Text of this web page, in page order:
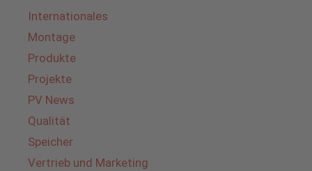
Internationales
Montage
Produkte
Projekte
PV News
Qualität
Speicher
Vertrieb und Marketing